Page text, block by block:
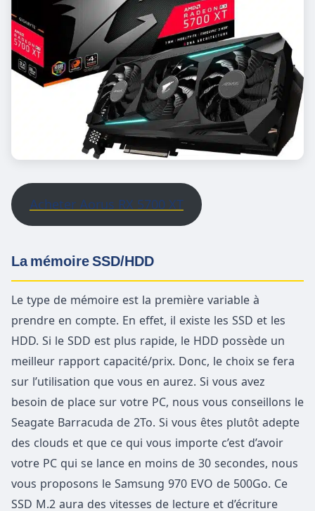
Acheter Aorus RX 5700 XT
La mémoire SSD/HDD
Le type de mémoire est la première variable à
prendre en compte. En effet, il existe les SSD et les
HDD. Si le SDD est plus rapide, le HDD possède un
meilleur rapport capacité/prix. Donc, le choix se fera
sur l’utilisation que vous en aurez. Si vous avez
besoin de place sur votre PC, nous vous conseillons le
Seagate Barracuda de 2To. Si vous êtes plutôt adepte
des clouds et que ce qui vous importe c’est d’avoir
votre PC qui se lance en moins de 30 secondes, nous
vous proposons le Samsung 970 EVO de 500Go. Ce
SSD M.2 aura des vitesses de lecture et d’écriture